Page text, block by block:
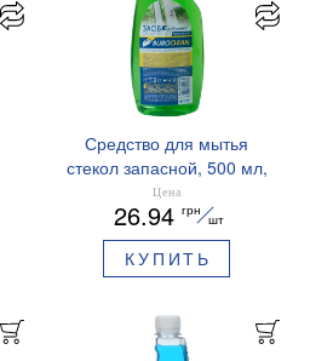
Средство для мытья
стекол запасной, 500 мл,
Buroclean, 1070060
Цена
26.94 грн
шт
КУПИТЬ